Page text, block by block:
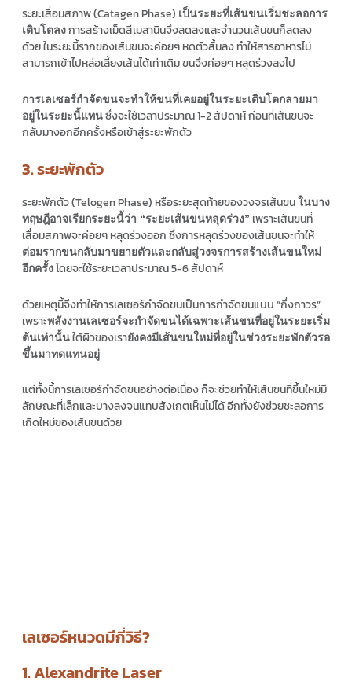
ระยะเสื่อมสภาพ (Catagen Phase) เป็นระยะที่เส้นขนเริ่มชะลอการ
เติบโตลงการสร้างเม็ดสีเมลานินจึงลดลงและจำนวนเส้นขนก็ลดลง
ด้วย ในระยะนี้รากของเส้นขนจะค่อยๆ หดตัวสั้นลง ทำให้สารอาหารไม่
สามารถเข้าไปหล่อเลี้ยงเส้นได้เท่าเดิม ขนจึงค่อยๆ หลุดร่วงลงไป
การเลเซอร์กำจัดขนจะทำให้ขนที่เคยอยู่ในระยะเติบโตกลายมา
อยู่ในระยะนี้แทนซึ่งจะใช้เวลาประมาณ 1-2 สัปดาห์ ก่อนที่เส้นขนจะ
กลับมางอกอีกครั้งหรือเข้าสู่ระยะพักตัว
3. ระยะพักตัว
ระยะพักตัว (Telogen Phase) หรือระยะสุดท้ายของวงจรเส้นขนในบาง
ทฤษฎีอาจเรียกระยะนี้ว่า “ระยะเส้นขนหลุดร่วง” เพราะเส้นขนที่
เสื่อมสภาพจะค่อยๆ หลุดร่วงออก ซึ่งการหลุดร่วงของเส้นขนจะทำให้
ต่อมรากขนกลับมาขยายตัวและกลับสู่วงจรการสร้างเส้นขนใหม่
อีกครั้งโดยจะใช้ระยะเวลาประมาณ 5-6 สัปดาห์
ด้วยเหตุนี้จึงทำให้การเลเซอร์กำจัดขนเป็นการกำจัดขนแบบ “กึ่งถาวร”
เพราะพลังงานเลเซอร์จะกำจัดขนได้เฉพาะเส้นขนที่อยู่ในระยะเริ่ม
ต้นเท่านั้นใต้ผิวของเรายังคงมีเส้นขนใหม่ที่อยู่ในช่วงระยะพักตัวรอ
ขึ้นมาทดแทนอยู่
แต่ทั้งนี้การเลเซอร์กำจัดขนอย่างต่อเนื่อง ก็จะช่วยทำให้เส้นขนที่ขึ้นใหม่มี
ลักษณะที่เล็กและบางลงจนแทบสังเกตเห็นไม่ได้ อีกทั้งยังช่วยชะลอการ
เกิดใหม่ของเส้นขนด้วย
เลเซอร์หนวดมีกี่วิธี?
1. Alexandrite Laser